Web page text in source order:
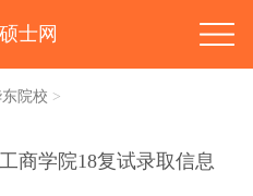
士网
院校 >
商学院18复试录取信息